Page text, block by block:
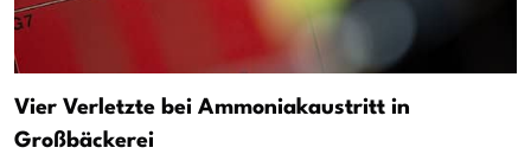
Vier Verletzte bei Ammoniakaustritt in
Großbäckerei